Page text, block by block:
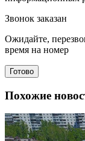
Звонок заказан
Ожидайте,
время на номер
Готово
Похожие